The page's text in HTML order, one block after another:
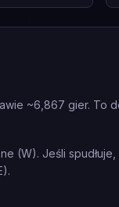
~6,867 gier. To
(W). Jeśli